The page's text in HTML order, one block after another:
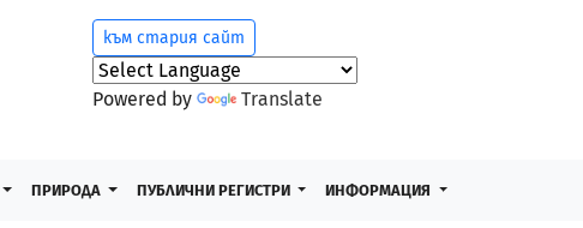
към стария сайт
Powered by Translate
ПРИРОДА ПУБЛИЧНИ РЕГИСТРИ ИНФОРМАЦИЯ